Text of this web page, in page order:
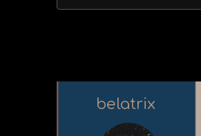
belatrix